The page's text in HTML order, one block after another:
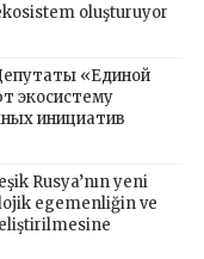
oluşturuyor
«Единой
экосистему
инициатив
Rusya’nın yeni
egemenliğin ve